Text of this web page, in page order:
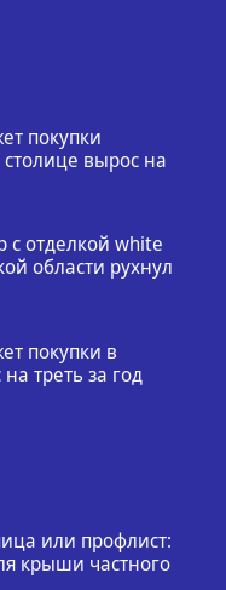
покупки
вырос на
с отделкой white
области рухнул
покупки в
треть за год
или профлист:
крыши частного